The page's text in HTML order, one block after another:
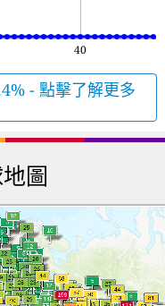
40
- 點擊了解更多
圖